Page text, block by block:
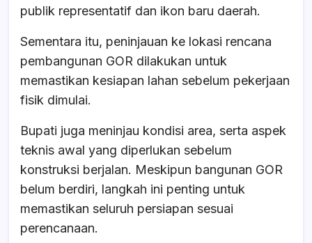
publik representatif dan ikon baru daerah.
Sementara itu, peninjauan ke lokasi rencana
pembangunan GOR dilakukan untuk
memastikan kesiapan lahan sebelum pekerjaan
fisik dimulai.
Bupati juga meninjau kondisi area, serta aspek
teknis awal yang diperlukan sebelum
konstruksi berjalan. Meskipun bangunan GOR
belum berdiri, langkah ini penting untuk
memastikan seluruh persiapan sesuai
perencanaan.